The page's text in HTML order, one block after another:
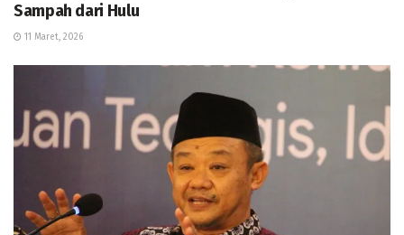
Sampah dari Hulu
11 Maret, 2026